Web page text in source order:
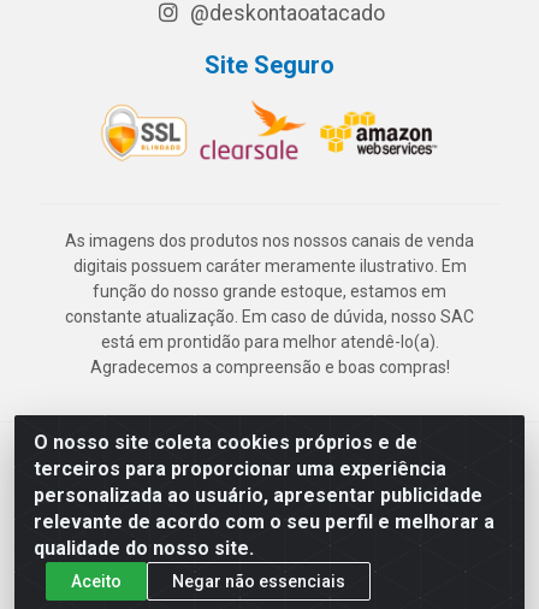
O nosso site coleta cookies próprios e de
terceiros para proporcionar uma experiência
personalizada ao usuário, apresentar publicidade
relevante de acordo com o seu perfil e melhorar a
qualidade do nosso site.
Aceito Negar não essenciais
@deskontaoatacado
Site Seguro
As imagens dos produtos nos nossos canais de venda
digitais possuem caráter meramente ilustrativo. Em
função do nosso grande estoque, estamos em
constante atualização. Em caso de dúvida, nosso SAC
está em prontidão para melhor atendê-lo(a).
Agradecemos a compreensão e boas compras!
Deskontão Atacado - Av. Marechal Mascarenhas de Morais, 2471 -
Imbiribeira - Recife/PE - CEP 51.150-001 - CNPJ 24.150.377/0003-
57